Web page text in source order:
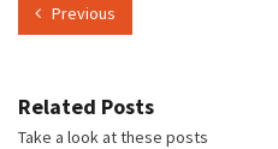
Previous
Related Posts
Take a look at these posts